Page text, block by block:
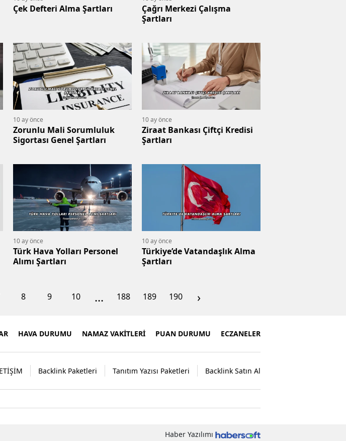
Çek Defteri Alma Şartları
Çağrı Merkezi Çalışma
Şartları
10 ay önce
Zorunlu Mali Sorumluluk
Sigortası Genel Şartları
10 ay önce
Ziraat Bankası Çiftçi Kredisi
Şartları
10 ay önce
Türk Hava Yolları Personel
Alımı Şartları
10 ay önce
Türkiye’de Vatandaşlık Alma
Şartları
8 9 10 ... 188 189 190 ›
HAVA DURUMU NAMAZ VAKİTLERİ PUAN DURUMU ECZANELER
Backlink Paketleri Tanıtım Yazısı Paketleri Backlink Satın Al
Haber Yazılımı